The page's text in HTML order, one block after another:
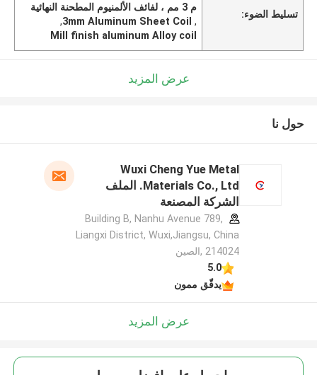
تسليط الضوء:
م 3 مم ، لفائف الألمنيوم المطحنة النهائية
,
3mm Aluminum Sheet Coil
,
Mill finish aluminum Alloy coil
عرض المزيد
حول نا
Wuxi Cheng Yue Metal
Materials Co., Ltd. الملف
الشركة المصنعة
Building B, Nanhu Avenue 789,
Liangxi District, Wuxi,Jiangsu, China
214024 ,الصين
5.0
يدقّق ممون
عرض المزيد